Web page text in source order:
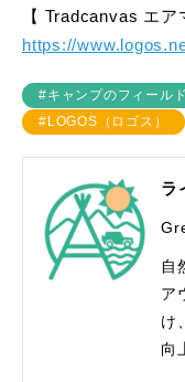
【 Tradcanvas エア
https://
#キャンプのフィールド
#LOGOS（ロゴス）
ラ
自
ア
け
向